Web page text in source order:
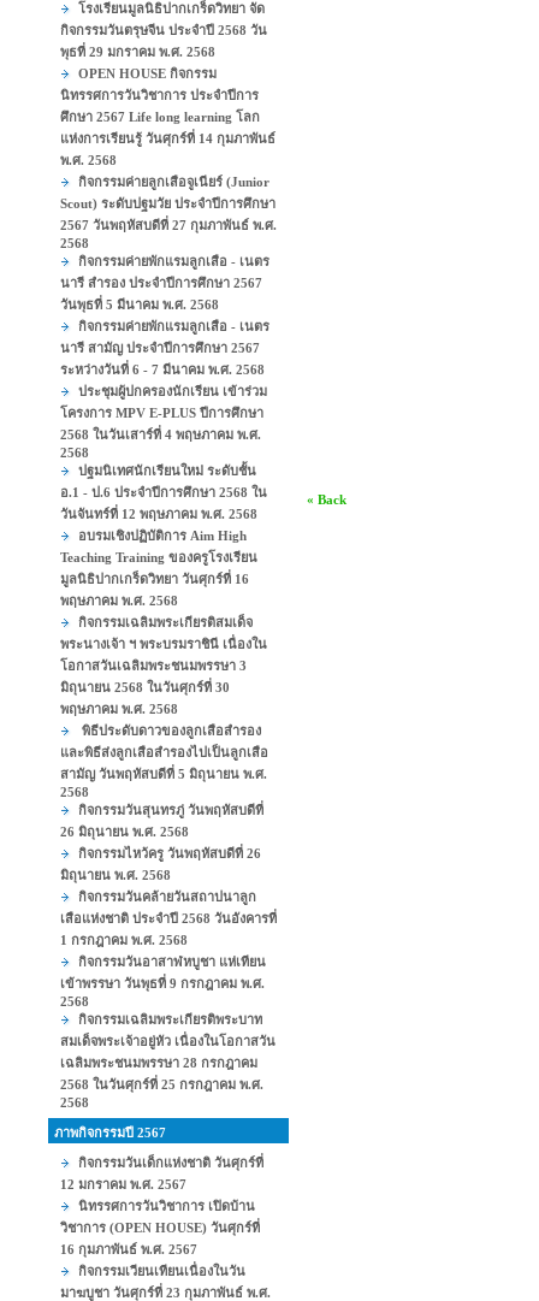
โรงเรียนมูลนิธิปากเกร็ดวิทยา จัด
กิจกรรมวันตรุษจีน ประจำปี 2568 วัน
พุธที่ 29 มกราคม พ.ศ. 2568
OPEN HOUSE กิจกรรม
นิทรรศการวันวิชาการ ประจำปีการ
ศึกษา 2567 Life long learning โลก
แห่งการเรียนรู้ วันศุกร์ที่ 14 กุมภาพันธ์
พ.ศ. 2568
กิจกรรมค่ายลูกเสือจูเนียร์ (Junior
Scout) ระดับปฐมวัย ประจำปีการศึกษา
2567 วันพฤหัสบดีที่ 27 กุมภาพันธ์ พ.ศ.
2568
กิจกรรมค่ายพักแรมลูกเสือ - เนตร
นารี สำรอง ประจำปีการศึกษา 2567
วันพุธที่ 5 มีนาคม พ.ศ. 2568
กิจกรรมค่ายพักแรมลูกเสือ - เนตร
นารี สามัญ ประจำปีการศึกษา 2567
ระหว่างวันที่ 6 - 7 มีนาคม พ.ศ. 2568
ประชุมผู้ปกครองนักเรียน เข้าร่วม
โครงการ MPV E-PLUS ปีการศึกษา
2568 ในวันเสาร์ที่ 4 พฤษภาคม พ.ศ.
2568
ปฐมนิเทศนักเรียนใหม่ ระดับชั้น
อ.1 - ป.6 ประจำปีการศึกษา 2568 ใน
วันจันทร์ที่ 12 พฤษภาคม พ.ศ. 2568
อบรมเชิงปฏิบัติการ Aim High
Teaching Training ของครูโรงเรียน
มูลนิธิปากเกร็ดวิทยา วันศุกร์ที่ 16
พฤษภาคม พ.ศ. 2568
กิจกรรมเฉลิมพระเกียรติสมเด็จ
พระนางเจ้า ฯ พระบรมราชินี เนื่องใน
โอกาสวันเฉลิมพระชนมพรรษา 3
มิถุนายน 2568 ในวันศุกร์ที่ 30
พฤษภาคม พ.ศ. 2568
พิธีประดับดาวของลูกเสือสำรอง
และพิธีส่งลูกเสือสำรองไปเป็นลูกเสือ
สามัญ วันพฤหัสบดีที่ 5 มิถุนายน พ.ศ.
2568
กิจกรรมวันสุนทรภู่ วันพฤหัสบดีที่
26 มิถุนายน พ.ศ. 2568
กิจกรรมไหว้ครู วันพฤหัสบดีที่ 26
มิถุนายน พ.ศ. 2568
กิจกรรมวันคล้ายวันสถาปนาลูก
เสือแห่งชาติ ประจำปี 2568 วันอังคารที่
1 กรกฎาคม พ.ศ. 2568
กิจกรรมวันอาสาฬหบูชา แห่เทียน
เข้าพรรษา วันพุธที่ 9 กรกฎาคม พ.ศ.
2568
กิจกรรมเฉลิมพระเกียรติพระบาท
สมเด็จพระเจ้าอยู่หัว เนื่องในโอกาสวัน
เฉลิมพระชนมพรรษา 28 กรกฎาคม
2568 ในวันศุกร์ที่ 25 กรกฎาคม พ.ศ.
2568
ภาพกิจกรรมปี 2567
กิจกรรมวันเด็กแห่งชาติ วันศุกร์ที่
12 มกราคม พ.ศ. 2567
นิทรรศการวันวิชาการ เปิดบ้าน
วิชาการ (OPEN HOUSE) วันศุกร์ที่
16 กุมภาพันธ์ พ.ศ. 2567
กิจกรรมเวียนเทียนเนื่องในวัน
มาฆบูชา วันศุกร์ที่ 23 กุมภาพันธ์ พ.ศ.
« Back